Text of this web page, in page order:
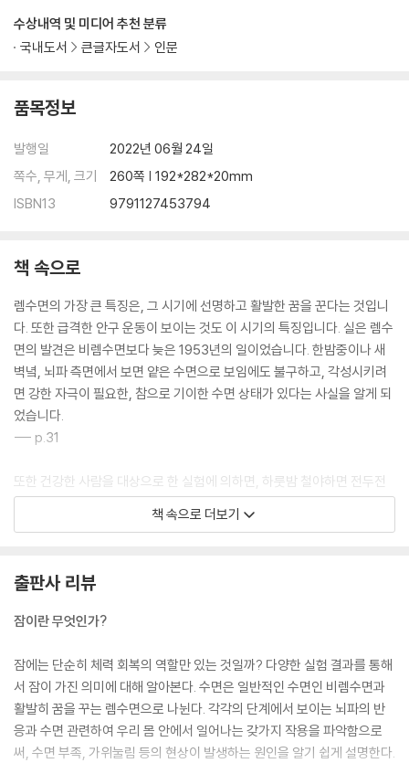
수상내역 및 미디어 추천 분류
국내도서
큰글자도서 인문
품목정보
발행일
2022년 06월 24일
쪽수, 무게, 크기
260쪽 | 192*282*20mm
ISBN13
9791127453794
책 속으로
렘수면의 가장 큰 특징은, 그 시기에 선명하고 활발한 꿈을 꾼다는 것입니
다. 또한 급격한 안구 운동이 보이는 것도 이 시기의 특징입니다. 실은 렘수
면의 발견은 비렘수면보다 늦은 1953년의 일이었습니다. 한밤중이나 새
벽녘, 뇌파 측면에서 보면 얕은 수면으로 보임에도 불구하고, 각성시키려
면 강한 자극이 필요한, 참으로 기이한 수면 상태가 있다는 사실을 알게 되
었습니다.
--- p.31
또한 건강한 사람을 대상으로 한 실험에 의하면, 하룻밤 철야하면 전두전
야의 활동이 떨어지고, 그 결과 전두전야가 평소 억제하고 있는 편도체의
활동을 억제할 수 없게 된다는 것을 알 수 있습니다. 편도체는 불쾌한 정동
--- p.75
리그램 포함되어 있습니다. 이런 카페인을 매일 1,400밀리그램이나 계속
섭취하면 약 2주 만에 건강한 사람이라도 밤에는 수면장애가, 낮에는 초조
감이 보이게 됩니다. 즉 불면증을 가진 사람은 만성적인 커피 과다 섭취 상
태에 가깝다고 말할 수 있을 겁니다.
--- p.122
책 속으로 더보기
출판사 리뷰
잠이란 무엇인가?
잠에는 단순히 체력 회복의 역할만 있는 것일까? 다양한 실험 결과를 통해
서 잠이 가진 의미에 대해 알아본다. 수면은 일반적인 수면인 비렘수면과
활발히 꿈을 꾸는 렘수면으로 나뉜다. 각각의 단계에서 보이는 뇌파의 반
응과 수면 관련하여 우리 몸 안에서 일어나는 갖가지 작용을 파악함으로
써, 수면 부족, 가위눌림 등의 현상이 발생하는 원인을 알기 쉽게 설명한다.